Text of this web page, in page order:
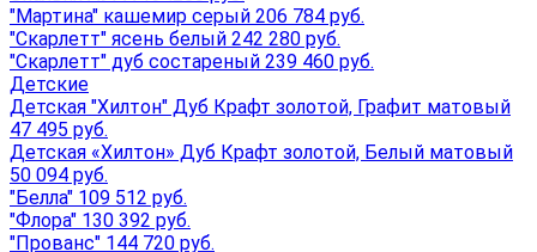
"Мартина" кашемир серый 206 784 руб.
"Скарлетт" ясень белый 242 280 руб.
"Скарлетт" дуб состареный 239 460 руб.
Детские
Детская "Хилтон" Дуб Крафт золотой, Графит матовый
47 495 руб.
Детская «Хилтон» Дуб Крафт золотой, Белый матовый
50 094 руб.
"Белла" 109 512 руб.
"Флора" 130 392 руб.
"Прованс" 144 720 руб.